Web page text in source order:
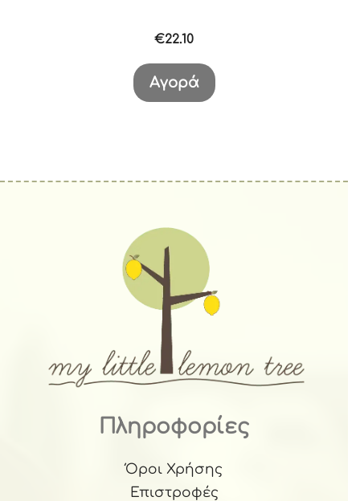
€22.10
Αγορά
Πληροφορίες
Όροι Χρήσης
Επιστροφές